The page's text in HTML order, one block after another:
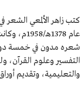
كتب زاهر الألمعي
عام
شعره مدون في خمسة
التفسير وعلوم القرآن،
والتعليمية، وتقديم